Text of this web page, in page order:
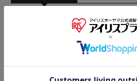
【手軽に使えて細かい部分もハッキリ
手も抜群。「Acoustic ウッドアルミ
ロング」 【空間に溶け込むナチュラ
木の無垢材を。スタイリッシュなシル
し、温かみをプラス。 【アイメイク
片面が7倍拡大鏡になった、両面ミラ